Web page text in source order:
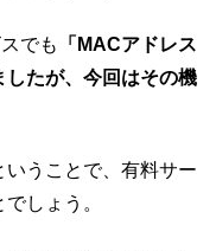
でも
「MACアドレス
たが、今回はその機
うことで、有料サー
しょう。